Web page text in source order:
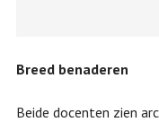
Breed benaderen
Beide docenten zien